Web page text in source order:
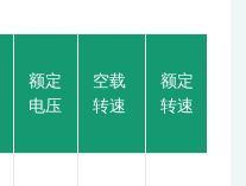
额定
电压
空载
转速
额定
转速